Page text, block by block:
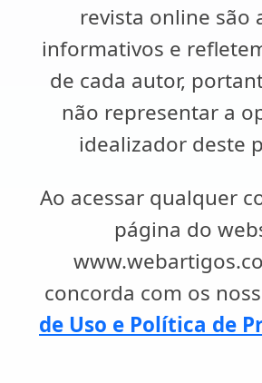
revista online são
informativos e
de cada autor,
não representar a
idealizador deste
Ao acessar qualquer
página do
concorda com os
de Uso e Política de